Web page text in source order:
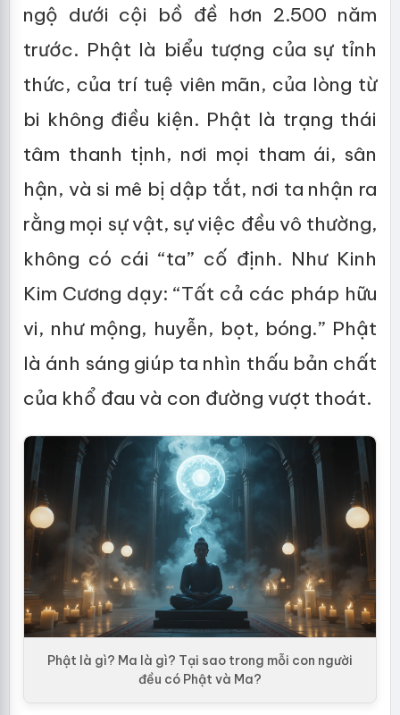
ngộ dưới cội bồ đề hơn 2.500 năm
trước. Phật là biểu tượng của sự tỉnh
thức, của trí tuệ viên mãn, của lòng từ
bi không điều kiện. Phật là trạng thái
tâm thanh tịnh, nơi mọi tham ái, sân
hận, và si mê bị dập tắt, nơi ta nhận ra
rằng mọi sự vật, sự việc đều vô thường,
không có cái “ta” cố định. Như Kinh
Kim Cương dạy: “Tất cả các pháp hữu
vi, như mộng, huyễn, bọt, bóng.” Phật
là ánh sáng giúp ta nhìn thấu bản chất
của khổ đau và con đường vượt thoát.
Phật là gì? Ma là gì? Tại sao trong mỗi con người
đều có Phật và Ma?